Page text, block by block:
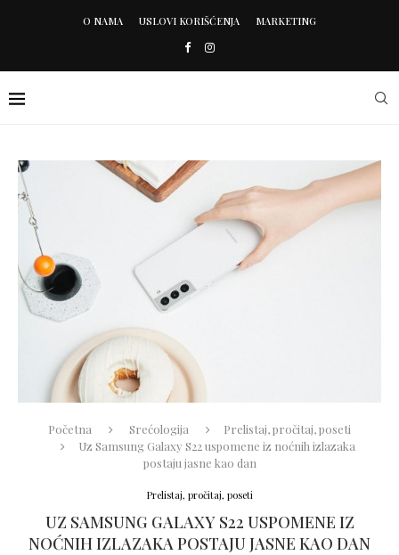
O NAMA USLOVI KORIŠĆENJA MARKETING
Početna Srećologija
Prelistaj, pročitaj, poseti
Uz Samsung Galaxy S22 uspomene iz noćnih izlazaka
postaju jasne kao dan
Prelistaj, pročitaj, poseti
UZ SAMSUNG GALAXY S22 USPOMENE IZ
NOĆNIH IZLAZAKA POSTAJU JASNE KAO DAN